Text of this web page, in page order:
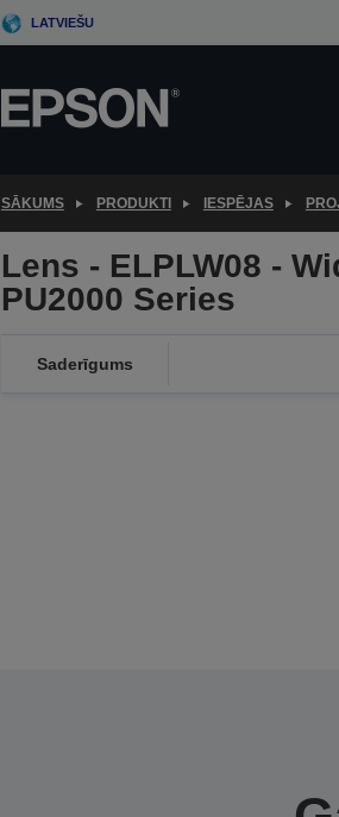
LATVIEŠU
SĀKUMS PRODUKTI IESPĒJAS
Lens - ELPLW08 -
PU2000 Series
Saderīgums